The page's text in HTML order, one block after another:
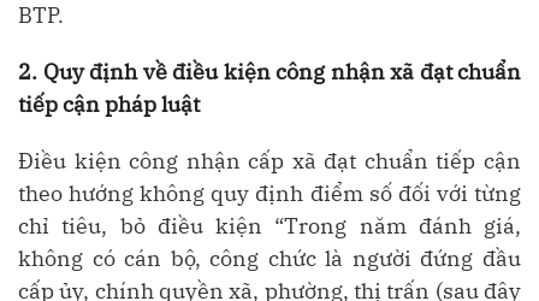
BTP.
2. Quy định về điều kiện công nhận xã đạt chuẩn
tiếp cận pháp luật
Điều kiện công nhận cấp xã đạt chuẩn tiếp cận
theo hướng không quy định điểm số đối với từng
chỉ tiêu, bỏ điều kiện “Trong năm đánh giá,
không có cán bộ, công chức là người đứng đầu
cấp ủy, chính quyền xã, phường, thị trấn (sau đây